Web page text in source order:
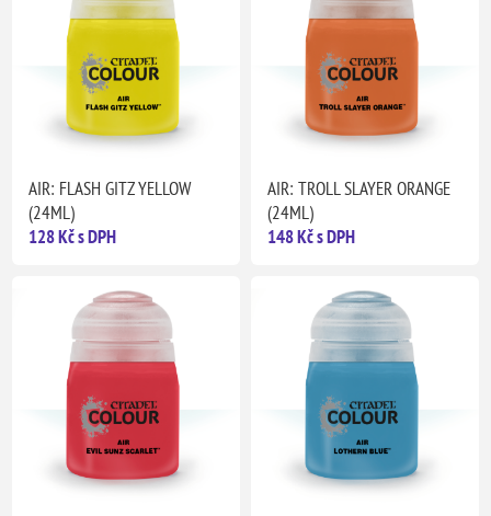
AIR: FLASH GITZ YELLOW
(24ML)
128 Kč s DPH
AIR: TROLL SLAYER ORANGE
(24ML)
148 Kč s DPH